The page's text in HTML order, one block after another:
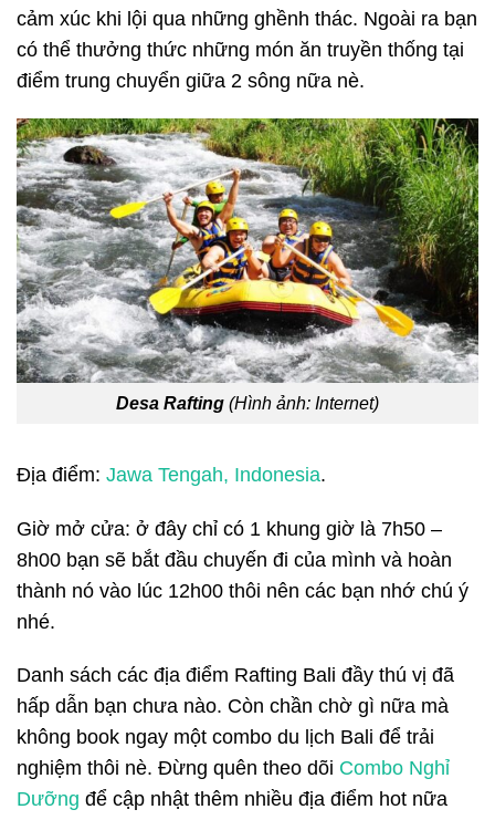
cảm xúc khi lội qua những ghềnh thác. Ngoài ra bạn
có thể thưởng thức những món ăn truyền thống tại
điểm trung chuyển giữa 2 sông nữa nè.
Desa Rafting (Hình ảnh: Internet)
Địa điểm: Jawa Tengah, Indonesia.
Giờ mở cửa: ở đây chỉ có 1 khung giờ là 7h50 –
8h00 bạn sẽ bắt đầu chuyến đi của mình và hoàn
thành nó vào lúc 12h00 thôi nên các bạn nhớ chú ý
nhé.
Danh sách các địa điểm Rafting Bali đầy thú vị đã
hấp dẫn bạn chưa nào. Còn chần chờ gì nữa mà
không book ngay một combo du lịch Bali để trải
nghiệm thôi nè. Đừng quên theo dõi Combo Nghỉ
Dưỡng để cập nhật thêm nhiều địa điểm hot nữa